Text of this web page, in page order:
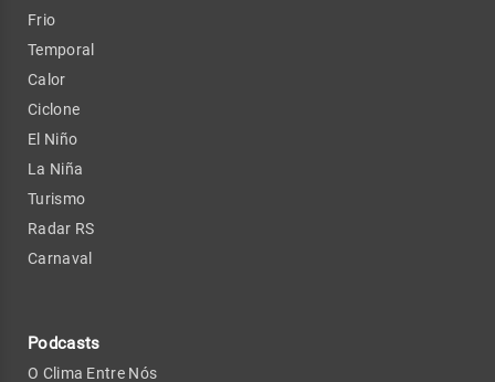
Frio
Temporal
Calor
Ciclone
El Niño
La Niña
Turismo
Radar RS
Carnaval
Podcasts
O Clima Entre Nós